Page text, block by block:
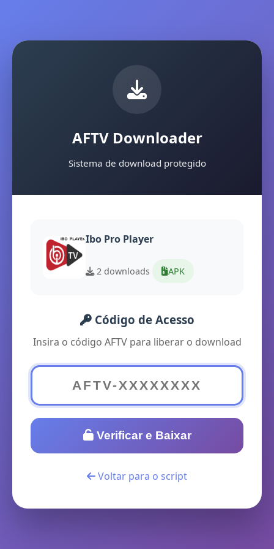
AFTV Downloader
Sistema de download protegido
Ibo Pro Player
2 downloads APK
Código de Acesso
Insira o código AFTV para liberar o download
Verificar e Baixar
Voltar para o script